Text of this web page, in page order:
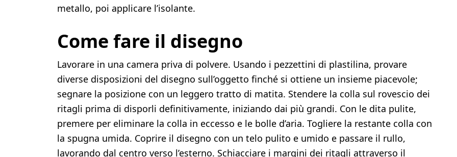
metallo, poi applicare l’isolante.
Come fare il disegno
Lavorare in una camera priva di polvere. Usando i pezzettini di plastilina, provare
diverse disposizioni del disegno sull’oggetto finché si ottiene un insieme piacevole;
segnare la posizione con un leggero tratto di matita. Stendere la colla sul rovescio dei
ritagli prima di disporli definitivamente, iniziando dai più grandi. Con le dita pulite,
premere per eliminare la colla in eccesso e le bolle d’aria. Togliere la restante colla con
la spugna umida. Coprire il disegno con un telo pulito e umido e passare il rullo,
lavorando dal centro verso l’esterno. Schiacciare i margini dei ritagli attraverso il